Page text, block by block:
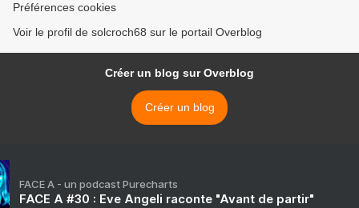
Préférences cookies
Voir le profil de solcroch68 sur le portail Overblog
Créer un blog sur Overblog
Créer un blog
FACE A - un podcast Purecharts
FACE A #30 : Eve Angeli raconte "Avant de partir"